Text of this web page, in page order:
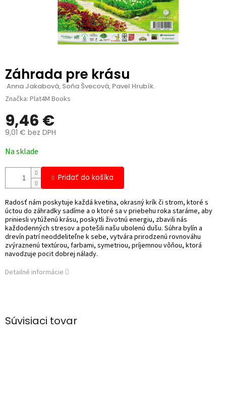
Záhrada pre krásu
Anna Jakabová, Soňa Švecová, Pavel Hrubík.
Značka: Plat4M Books
9,46 €
9,01 € bez DPH
cena:
Na sklade
Pridať do košíka
Radosť nám poskytuje každá kvetina, okrasný krík či strom, ktoré s
úctou do záhradky sadíme a o ktoré sa v priebehu roka staráme, aby
priniesli vytúženú krásu, poskytli životnú energiu, zbavili nás
každodenných stresov a potešili našu ubolenú dušu. Súhra bylín a
drevín patrí neoddeliteľne k sebe, vytvára prirodzenú rovnováhu
zvýraznenú textúrou, farbami, symetriou, príjemnou vôňou, ktorá
navodzuje pocit dobrej nálady.
Detailné informácie
Súvisiaci tovar